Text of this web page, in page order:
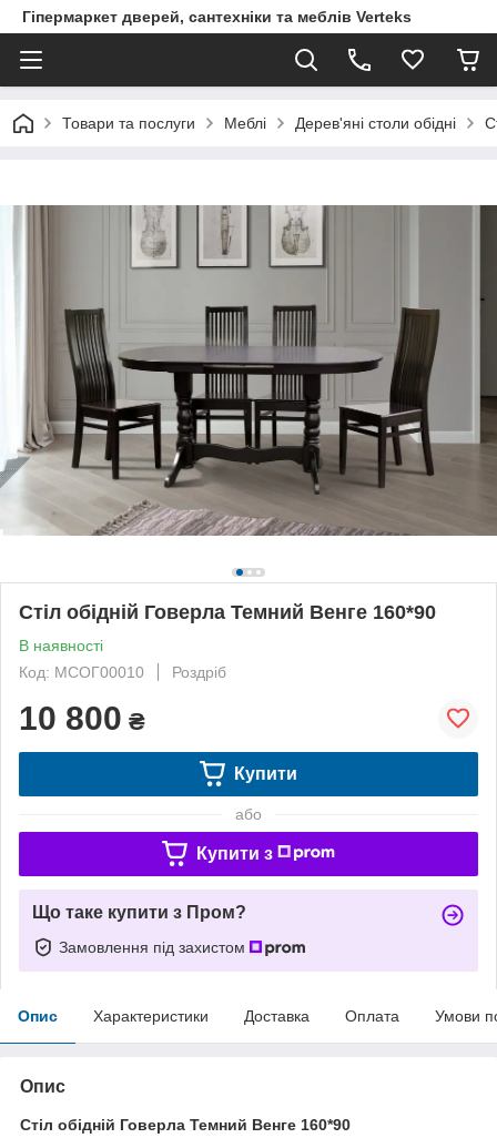
Гіпермаркет дверей, сантехніки та меблів Verteks
Товари та послуги Меблі Дерев'яні столи обідні
Стіл обідній Говерла Темний Венге 160*90
В наявності
Код: МСОГ00010
Роздріб
10 800 ₴
Купити
або
Купити з
Що таке купити з Пром?
Замовлення під захистом
Опис Характеристики Доставка Оплата Умови
Опис
Стіл обідній Говерла Темний Венге 160*90